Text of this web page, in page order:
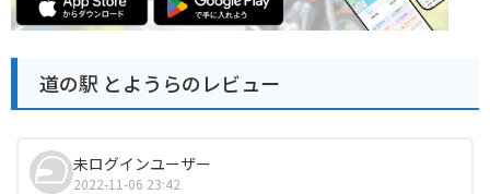
道の駅 とようらのレビュー
未ログインユーザー
2022-11-06 23:42